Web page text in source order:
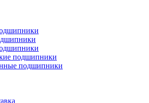
подшипники
подшипники